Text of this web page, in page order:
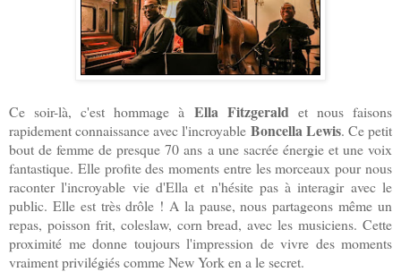
Ce soir-là, c'est hommage à Ella Fitzgerald et nous faisons
rapidement connaissance avec l'incroyable Boncella Lewis. Ce petit
bout de femme de presque 70 ans a une sacrée énergie et une voix
fantastique. Elle profite des moments entre les morceaux pour nous
raconter l'incroyable vie d'Ella et n'hésite pas à interagir avec le
public. Elle est très drôle ! A la pause, nous partageons même un
repas, poisson frit, coleslaw, corn bread, avec les musiciens. Cette
proximité me donne toujours l'impression de vivre des moments
vraiment privilégiés comme New York en a le secret.